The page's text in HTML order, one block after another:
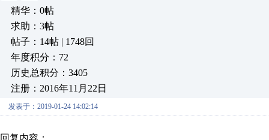
精华：0帖
求助：3帖
帖子：14帖 | 1748回
年度积分：72
历史总积分：3405
注册：2016年11月22日
发表于：2019-01-24 14:02:14
回复内容：